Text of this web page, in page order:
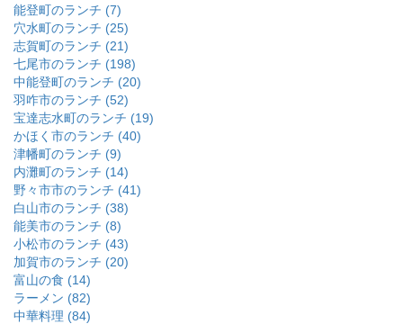
能登町のランチ (7)
穴水町のランチ (25)
志賀町のランチ (21)
七尾市のランチ (198)
中能登町のランチ (20)
羽咋市のランチ (52)
宝達志水町のランチ (19)
かほく市のランチ (40)
津幡町のランチ (9)
内灘町のランチ (14)
野々市市のランチ (41)
白山市のランチ (38)
能美市のランチ (8)
小松市のランチ (43)
加賀市のランチ (20)
富山の食 (14)
ラーメン (82)
中華料理 (84)